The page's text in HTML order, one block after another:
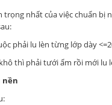
trọng nhất của việc chuẩn bị
phải lu lèn từng lớp dày
thì phải tưới ẩm rồi mới lu
nền